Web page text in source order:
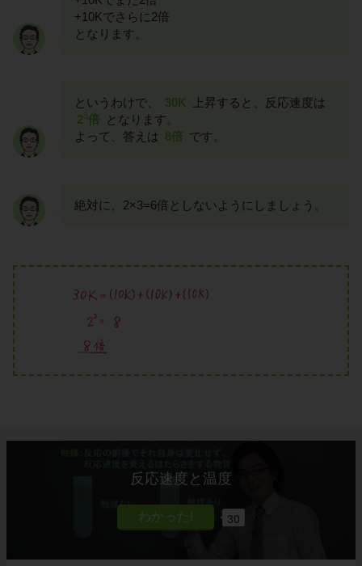
+10Kでさらに2倍
となります。
というわけで、 30K
上昇すると、反応速度は
23倍 となります。
よって、答えは 8倍 です。
絶対に、2×3=6倍としないようにしましょう。
反応速度と温度
30